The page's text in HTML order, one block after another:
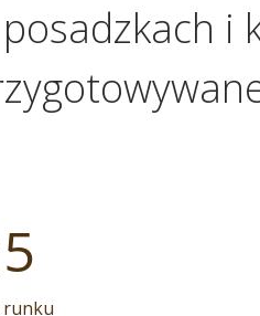
runku